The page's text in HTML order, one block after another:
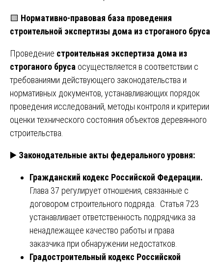
🟨 Нормативно-правовая база проведения
строительной экспертизы дома из строганого бруса
Проведение строительная экспертиза дома из
строганого бруса осуществляется в соответствии с
требованиями действующего законодательства и
нормативных документов, устанавливающих порядок
проведения исследований, методы контроля и критерии
оценки технического состояния объектов деревянного
строительства.
▶️ Законодательные акты федерального уровня:
Гражданский кодекс Российской Федерации.
Глава 37 регулирует отношения, связанные с
договором строительного подряда. Статья 723
устанавливает ответственность подрядчика за
ненадлежащее качество работы и права
заказчика при обнаружении недостатков.
Градостроительный кодекс Российской